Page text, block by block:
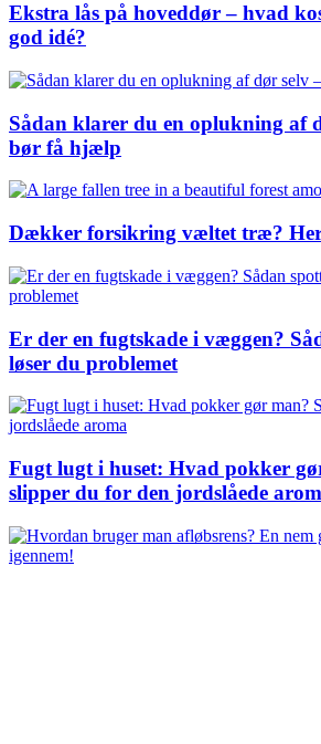
Ekstra lås på hoveddør – hvad
god idé?
Sådan klarer du en oplukning af
bør få hjælp
Dækker forsikring væltet træ? Her
Er der en fugtskade i væggen?
løser du problemet
Fugt lugt i huset: Hvad pokker
slipper du for den jordslåede